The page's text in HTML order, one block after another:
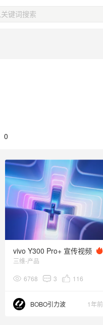
0
vivo Y300 Pro+ 宣传视频
三维-产品
6768 3 116
BOBO引力波 1年前